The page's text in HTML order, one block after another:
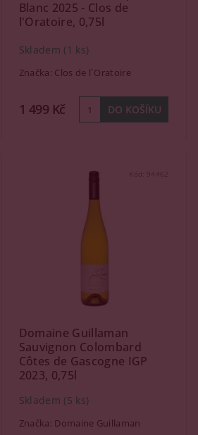
Blanc 2025 - Clos de
l'Oratoire, 0,75l
Skladem (1 ks)
Značka: Clos de l´Oratoire
1 499 Kč
Kód: 94462
Domaine Guillaman
Sauvignon Colombard
Côtes de Gascogne IGP
2023, 0,75l
Skladem (5 ks)
Značka: Domaine Guillaman